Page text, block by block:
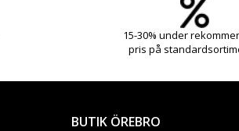
15-30% under
pris på
BUTIK ÖREBRO